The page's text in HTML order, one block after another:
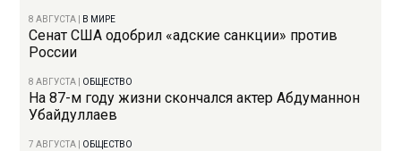
8 АВГУСТА В МИРЕ
Сенат США одобрил «адские санкции» против
России
8 АВГУСТА ОБЩЕСТВО
На 87-м году жизни скончался актер Абдуманнон
Убайдуллаев
7 АВГУСТА ОБЩЕСТВО